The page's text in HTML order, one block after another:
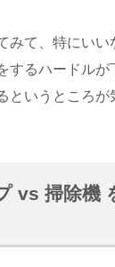
みて、特にいい
するハードルが
というところが
vs 掃除機